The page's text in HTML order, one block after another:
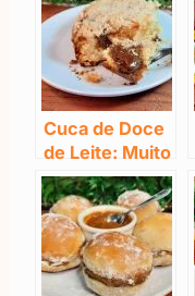
Cuca de Doce
de Leite: Muito
Deliciosa